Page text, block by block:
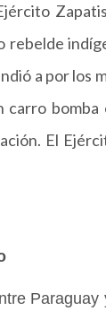
rebelde
a por los
carro
El